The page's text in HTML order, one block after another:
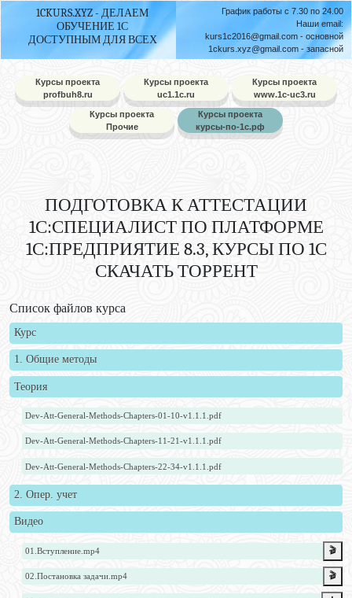
1CKURS.XYZ - ДЕЛАЕМ
ОБУЧЕНИЕ 1С
ДОСТУПНЫМ ДЛЯ ВСЕХ
График работы с 7.30 по 24.00
Наши email:
kurs1c2016@gmail.com - основной
1ckurs.xyz@gmail.com - запасной
Курсы проекта
profbuh8.ru
Курсы проекта
uc1.1c.ru
Курсы проекта
www.1c-uc3.ru
Курсы проекта
Прочие
Курсы проекта
курсы-по-1с.рф
ПОДГОТОВКА К АТТЕСТАЦИИ
1С:СПЕЦИАЛИСТ ПО ПЛАТФОРМЕ
1С:ПРЕДПРИЯТИЕ 8.3, КУРСЫ ПО 1С
СКАЧАТЬ ТОРРЕНТ
Список файлов курса
Курс
1. Общие методы
Теория
Dev-Att-General-Methods-Chapters-01-10-v1.1.1.pdf
Dev-Att-General-Methods-Chapters-11-21-v1.1.1.pdf
Dev-Att-General-Methods-Chapters-22-34-v1.1.1.pdf
2. Опер. учет
Видео
01.Вступление.mp4 🎬
02.Постановка задачи.mp4 🎬